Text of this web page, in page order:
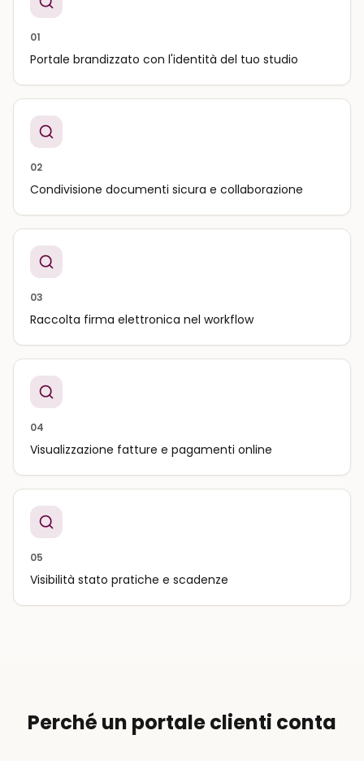
01
Portale brandizzato con l'identità del tuo studio
02
Condivisione documenti sicura e collaborazione
03
Raccolta firma elettronica nel workflow
04
Visualizzazione fatture e pagamenti online
05
Visibilità stato pratiche e scadenze
Perché un portale clienti conta